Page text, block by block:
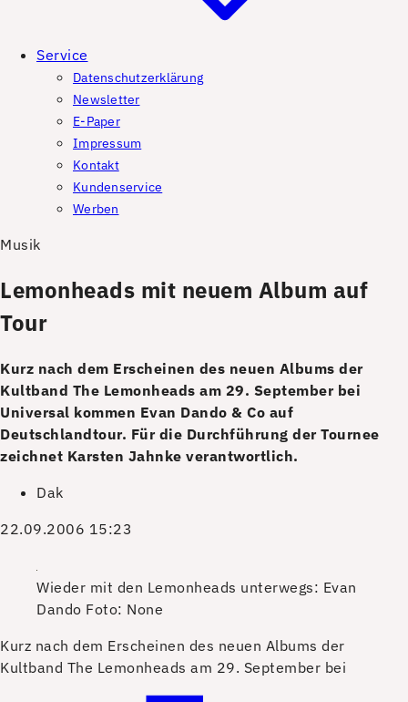
Service
Datenschutzerklärung
Newsletter
E-Paper
Impressum
Kontakt
Kundenservice
Werben
Musik
Lemonheads mit neuem Album auf
Tour
Kurz nach dem Erscheinen des neuen Albums der
Kultband The Lemonheads am 29. September bei
Universal kommen Evan Dando & Co auf
Deutschlandtour. Für die Durchführung der Tournee
zeichnet Karsten Jahnke verantwortlich.
Dak
22.09.2006 15:23
Wieder mit den Lemonheads unterwegs: Evan
Dando Foto: None
Kurz nach dem Erscheinen des neuen Albums der
Kultband The Lemonheads am 29. September bei